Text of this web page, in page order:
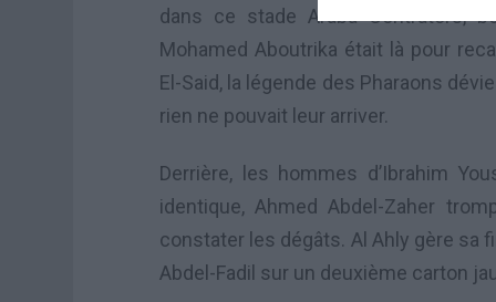
dans ce stade Araba Contrators,
Mohamed Aboutrika était là pour
El-Said, la légende des Pharaons
rien ne pouvait leur arriver.
Derrière, les hommes d’Ibrahim
identique, Ahmed Abdel-Zaher
constater les dégâts. Al Ahly gère sa
Abdel-Fadil sur un deuxième carton